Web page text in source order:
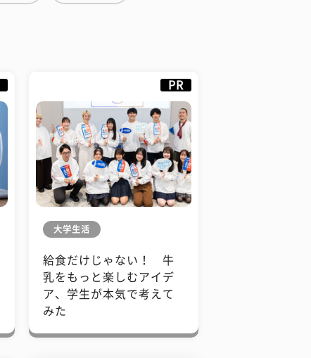
PR
大学生活
給食だけじゃない！ 牛
乳をもっと楽しむアイデ
ア、学生が本気で考えて
みた